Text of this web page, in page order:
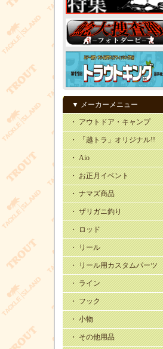
▼ メーカーメニュー
・ アウトドア・キャンプ
・ 「越トラ」オリジナル!!
・ Aio
・ お正月イベント
・ ナマズ商品
・ ザリガニ釣り
・ ロッド
・ リール
・ リール用カスタムパーツ
・ ライン
・ フック
・ 小物
・ その他用品